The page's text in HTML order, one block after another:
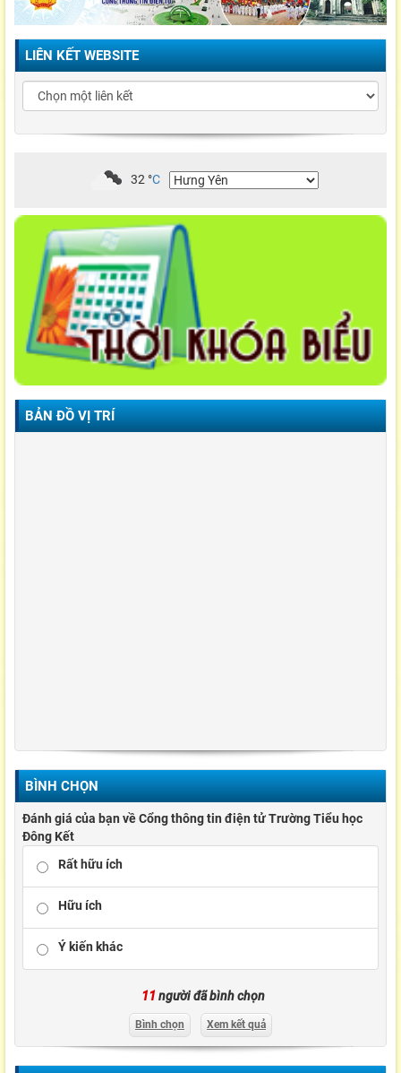
LIÊN KẾT WEBSITE
32 °C
BẢN ĐỒ VỊ TRÍ
BÌNH CHỌN
Đánh giá của bạn về Cổng thông tin điện tử Trường Tiểu học
Đông Kết
Rất hữu ích
Hữu ích
Ý kiến khác
11 người đã bình chọn
Bình chọn Xem kết quả